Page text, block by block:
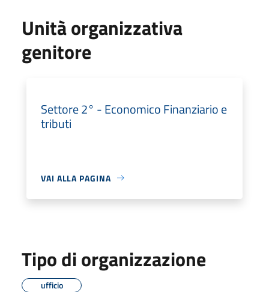
Unità organizzativa
genitore
Settore 2° - Economico Finanziario e
tributi
VAI ALLA PAGINA
Tipo di organizzazione
ufficio